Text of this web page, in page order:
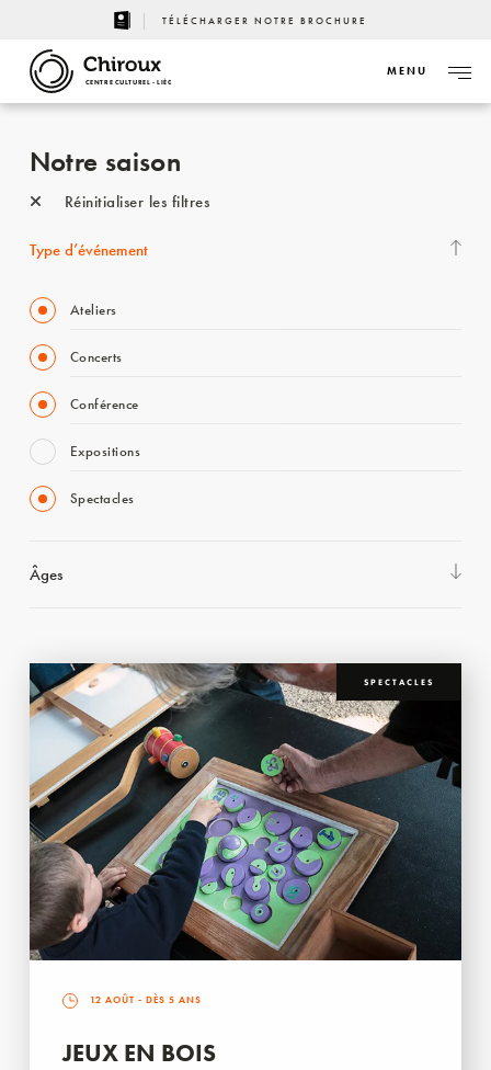
TÉLÉCHARGER NOTRE BROCHURE
CENTRE CULTUREL - LIÈGE
MENU
Notre saison
Réinitialiser les filtres
Type d’événement
Ateliers
Concerts
Conférence
Expositions
Spectacles
Âges
SPECTACLES
12 AOÛT - DÈS 5 ANS
JEUX EN BOIS